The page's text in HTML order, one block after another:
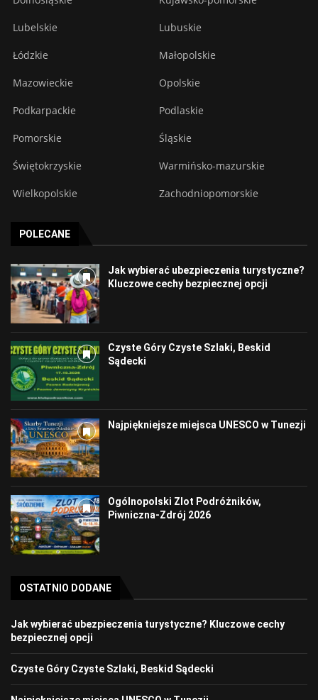
Lubelskie Lubuskie
Łódzkie Małopolskie
Mazowieckie Opolskie
Podkarpackie Podlaskie
Pomorskie Śląskie
Świętokrzyskie Warmińsko-mazurskie
Wielkopolskie Zachodniopomorskie
POLECANE
Jak wybierać ubezpieczenia turystyczne?
Kluczowe cechy bezpiecznej opcji
Czyste Góry Czyste Szlaki, Beskid
Sądecki
Najpiękniejsze miejsca UNESCO w Tunezji
Ogólnopolski Zlot Podróżników,
Piwniczna-Zdrój 2026
OSTATNIO DODANE
Jak wybierać ubezpieczenia turystyczne? Kluczowe cechy
bezpiecznej opcji
Czyste Góry Czyste Szlaki, Beskid Sądecki